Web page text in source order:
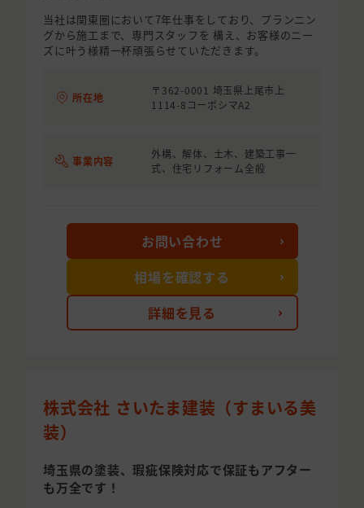
当社は関東圏において7年仕事をしており、プランニン
グから施工まで、専門スタッフを 構え、お客様のニー
ズに叶う様精一杯頑張らせていただきます。
所在地
〒362-0001 埼玉県上尾市上
1114-8コーポシマA2
事業内容
外構、解体、土木、建築工事一
式、住宅リフォーム全般
詳細を見る
お問い合わせ
相場を確認する
株式会社 さいたま建装（すまいる美
装）
埼玉県の塗装、瑕疵保険対応で保証もアフター
も万全です！